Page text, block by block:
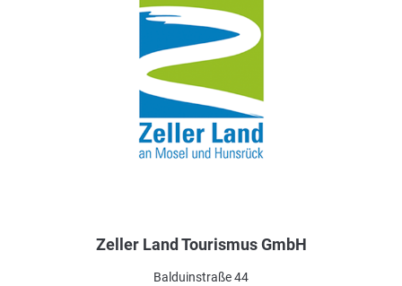
Zeller Land Tourismus GmbH
Balduinstraße 44